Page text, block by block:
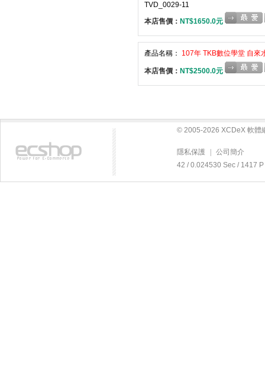
TVD_0029-11
本店售價： NT$1650.0元
產品名稱： 107年 TKB數位學堂 自來
本店售價： NT$2500.0元
© 2005-2026 XCDeX 軟體
隱私保護
公司簡介
42 / 0.024530 Sec / 1417